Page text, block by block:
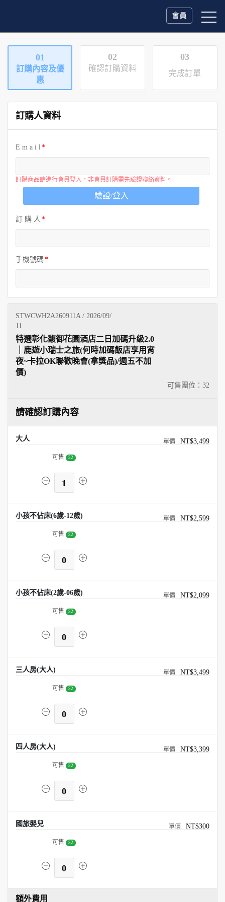
會員
01
訂購內容及優
惠
02
確認訂購資料
03
完成訂單
訂購人資料
E m a i l
訂購商品請進行會員登入，非會員訂購需先驗證聯絡資料。
驗證/登入
訂 購 人
手機號碼
STWCWH2A260911A / 2026/09/
11
可售團位： 32
特選彰化馥御花園酒店二日加碼升級2.0
｜鹿遊小瑞士之旅(何時加碼飯店享用宵
夜~卡拉OK聯歡晚會(拿獎品)/週五不加
價)
請確認訂購內容
大人 NT$3,499
可售 32
1
小孩不佔床(6歲-12歲) NT$2,599
可售 32
0
小孩不佔床(2歲-06歲) NT$2,099
可售 32
0
三人房(大人) NT$3,499
可售 32
0
四人房(大人) NT$3,399
可售 32
0
國旅嬰兒 NT$300
可售 32
0
額外費用